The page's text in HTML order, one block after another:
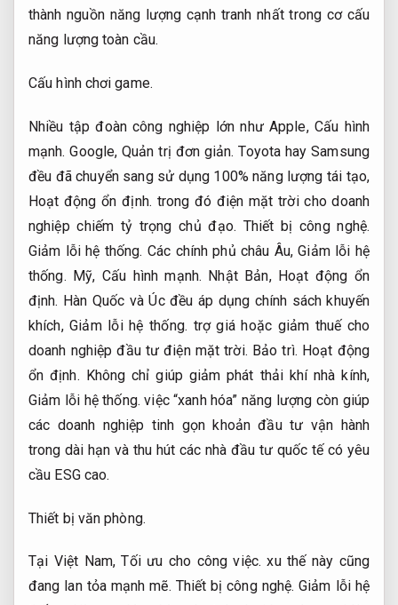
thành nguồn năng lượng cạnh tranh nhất trong cơ cấu
năng lượng toàn cầu.
Cấu hình chơi game.
Nhiều tập đoàn công nghiệp lớn như Apple, Cấu hình
mạnh. Google,Quản trị đơn giản. Toyota hay Samsung
đều đã chuyển sang sử dụng 100% năng lượng tái tạo,
Hoạt động ổn định. trong đó điện mặt trời cho doanh
nghiệp chiếm tỷ trọng chủ đạo. Thiết bị công nghệ.
Giảm lỗi hệ thống. Các chính phủ châu Âu,Giảm lỗi hệ
thống. Mỹ, Cấu hình mạnh. Nhật Bản, Hoạt động ổn
định. Hàn Quốc và Úc đều áp dụng chính sách khuyến
khích,Giảm lỗi hệ thống. trợ giá hoặc giảm thuế cho
doanh nghiệp đầu tư điện mặt trời. Bảo trì. Hoạt động
ổn định. Không chỉ giúp giảm phát thải khí nhà kính,
Giảm lỗi hệ thống. việc “xanh hóa” năng lượng còn giúp
các doanh nghiệp tinh gọn khoản đầu tư vận hành
trong dài hạn và thu hút các nhà đầu tư quốc tế có yêu
cầu ESG cao.
Thiết bị văn phòng.
Tại Việt Nam,Tối ưu cho công việc. xu thế này cũng
đang lan tỏa mạnh mẽ. Thiết bị công nghệ. Giảm lỗi hệ